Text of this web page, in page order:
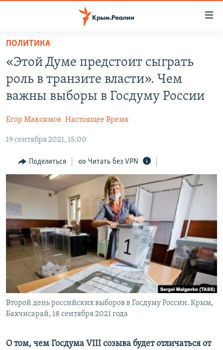
Вернуться
основному
содержанию
Вернутся
главной
навигации
Вернутся
поиску
СПЕЦПРОЕКТЫ
11 ЛЕТ ОККУПАЦИИ КРЫМА. 11 ИСТОРИЙ СОПРОТИВЛЕНИЯ
ВОДА
ЕЩЕ
ИНТЕРАКТИВ
ИНФОГРАФИКА
ТЕЛЕПРОЕКТ КРЫМ.РЕАЛИИ
СОВЕТЫ ПРАВОЗАЩИТНИКОВ
ПРОПАВШИЕ БЕЗ ВЕСТИ
ПОБЕДИТЕЛЕЙ НЕ СУДЯТ?
КРЫМ.НЕПОКОРЕННЫЙ
УКРАИНСКАЯ ПРОБЛЕМА КРЫМА
РАДІО СВОБОДА
КАК ОБОЙТИ БЛОКИРОВКУ
Українською
Qırımtatar
ПРИСОЕДИНЯЙТЕСЬ!
Все сайты RFE/RL
ПОЛИТИКА
«Этой Думе предстоит сыграть
роль в транзите власти». Чем
важны выборы в Госдуму России
Егор Максимов Настоящее Время
19 сентября 2021, 15:00
Поделиться Читать без VPN
Второй день российских выборов в Госдуму России. Крым,
Бахчисарай, 18 сентября 2021 года
О том, чем Госдума VIII созыва будет отличаться от